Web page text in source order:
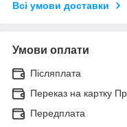
Всі умови доставки
Умови оплати
Післяплата
Переказ на картку
Передплата